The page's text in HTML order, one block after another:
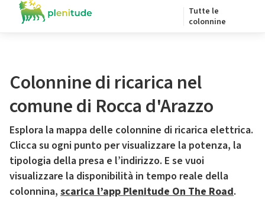
Tutte le
colonnine
Colonnine di ricarica nel
comune di Rocca d'Arazzo
Esplora la mappa delle colonnine di ricarica elettrica.
Clicca su ogni punto per visualizzare la potenza, la
tipologia della presa e l’indirizzo. E se vuoi
visualizzare la disponibilità in tempo reale della
colonnina, scarica l’app Plenitude On The Road.